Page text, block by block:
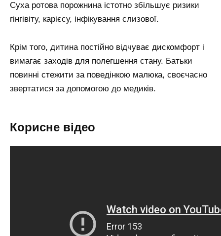
Суха ротова порожнина істотно збільшує ризики
гінгівіту, карієсу, інфікування слизової.
Крім того, дитина постійно відчуває дискомфорт і
вимагає заходів для полегшення стану. Батьки
повинні стежити за поведінкою малюка, своєчасно
звертатися за допомогою до медиків.
Корисне відео